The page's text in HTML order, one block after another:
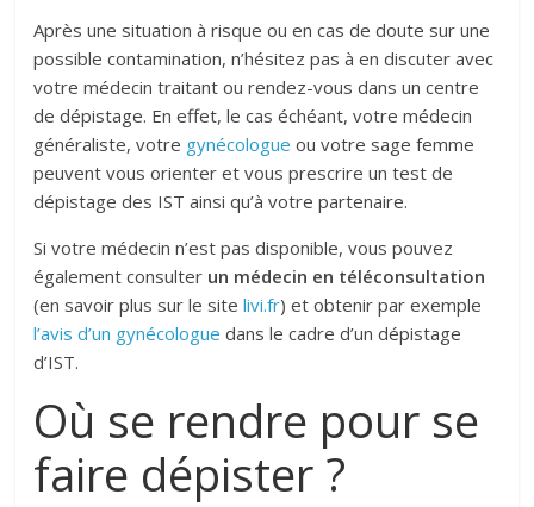
Après une situation à risque ou en cas de doute sur une
possible contamination, n’hésitez pas à en discuter avec
votre médecin traitant ou rendez-vous dans un centre
de dépistage. En effet, le cas échéant, votre médecin
généraliste, votre gynécologue ou votre sage femme
peuvent vous orienter et vous prescrire un test de
dépistage des IST ainsi qu’à votre partenaire.
Si votre médecin n’est pas disponible, vous pouvez
également consulter un médecin en téléconsultation
(en savoir plus sur le sitelivi.fr) et obtenir par exemple
l’avis d’un gynécologue dans le cadre d’un dépistage
d’IST.
Où se rendre pour se
faire dépister ?